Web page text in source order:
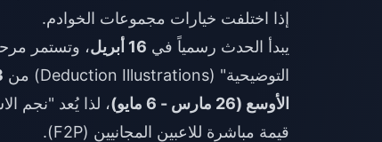
إذا اختلفت خيارات مجموعات الخوادم.
يبدأ الحدث رسمياً في 16 أبريل ، وتستمر
التوضيحية" (Deduction Illustrations) من
الأوسع (26 مارس - 6 مايو)
، لذا يُعد "نجم
قيمة مباشرة للاعبين المجانيين (F2P).